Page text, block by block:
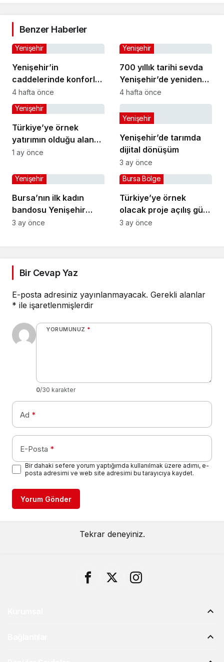
Benzer Haberler
Yenişehir’in
caddelerinde konforlu
yolculuk
Yenişehir
4 hafta önce
700 yıllık tarihi sevda
Yenişehir’de yeniden
hayat buldu
Yenişehir
4 hafta önce
Türkiye’ye örnek
yatırımın olduğu alana
jandarma karakolu
Yenişehir
1 ay önce
Yenişehir’de tarımda
dijital dönüşüm
Yenişehir
3 ay önce
Bursa’nın ilk kadın
bandosu Yenişehir
sokaklarında
Yenişehir
3 ay önce
Türkiye’ye örnek
olacak proje açılış gün
sayıyor
Bursa Bölge
3 ay önce
Bir Cevap Yaz
E-posta adresiniz yayınlanmayacak. Gerekli alanlar
* ile işaretlenmişlerdir
YORUMUNUZ *
0/30 karakter
Ad *
E-Posta *
Bir dahaki sefere yorum yaptığımda kullanılmak üzere adımı, e-
posta adresimi ve web site adresimi bu tarayıcıya kaydet.
Yorum Gönder
Tekrar deneyiniz.